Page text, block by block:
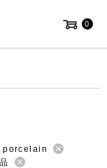
0
porcelain